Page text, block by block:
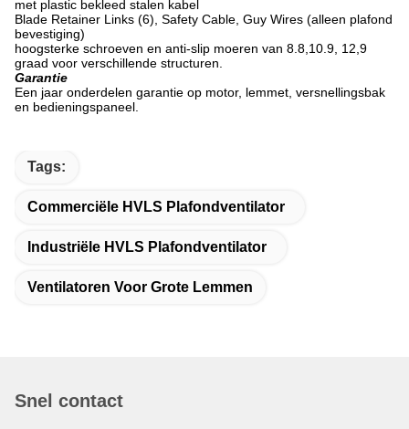
met plastic bekleed stalen kabel
Blade Retainer Links (6), Safety Cable, Guy Wires (alleen plafond
bevestiging)
hoogsterke schroeven en anti-slip moeren van 8.8,10.9, 12,9
graad voor verschillende structuren.
Garantie
Een jaar onderdelen garantie op motor, lemmet, versnellingsbak
en bedieningspaneel.
Tags:
Commerciële HVLS Plafondventilator
Industriële HVLS Plafondventilator
Ventilatoren Voor Grote Lemmen
Snel contact